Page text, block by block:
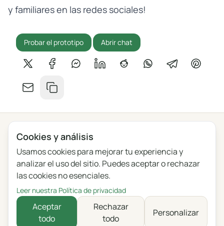
y familiares en las redes sociales!
Probar el prototipo Abrir chat
Compartir en X
Compartir en Facebook
Compartir en Messenger
Compartir en LinkedIn
Compartir en Reddit
Compartir enCompartir en
Compartir por correo
Copiar enlace
PrivacidadTérminosBlogComentarios
Registro de cambios Configuración de cookies
English
Polski Português
Deutsch
Italiano
Русский
Українська
Čeština
Cookies y análisis
Usamos cookies para mejorar tu experiencia y
analizar el uso del sitio. Puedes aceptar o rechazar
las cookies no esenciales.
Leer nuestra Política de privacidad
Aceptar
todo
Rechazar
todo
Personalizar